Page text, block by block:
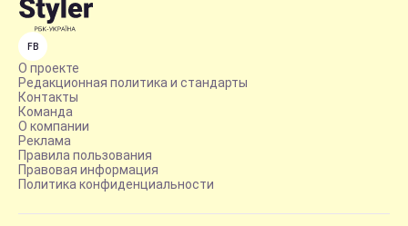
FB
О проекте
Редакционная политика и стандарты
Контакты
Команда
О компании
Реклама
Правила пользования
Правовая информация
Политика конфиденциальности